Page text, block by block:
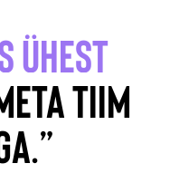
ÜHEST
TIIM